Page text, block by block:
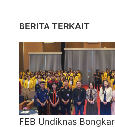
BERITA TERKAIT
FEB Undiknas Bongkar